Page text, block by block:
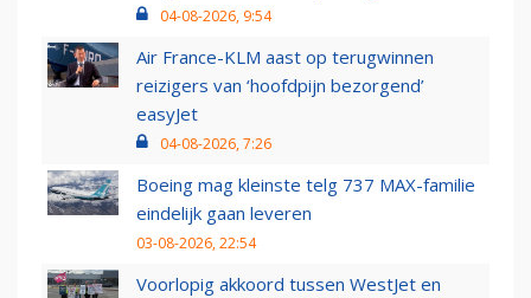
04-08-2026, 9:54
Air France-KLM aast op terugwinnen
reizigers van ‘hoofdpijn bezorgend’
easyJet
04-08-2026, 7:26
Boeing mag kleinste telg 737 MAX-familie
eindelijk gaan leveren
03-08-2026, 22:54
Voorlopig akkoord tussen WestJet en